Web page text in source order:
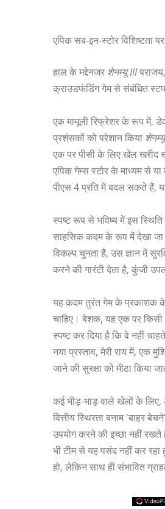
एपिक सब-इन-स्टोर विशिष्टता
हाल के मद्देनजर शेनम्यू III
क्राउडफंडिंग गेम से संबंधित
एक मामूली रिफ्रेशर के रूप में,
प्रशंसकों को परेशान किया
एक पर पीसी के लिए खेल खरीद
एपिक गेम्स स्टोर के माध्यम से
पीएस 4 प्रति में बदल सकते हैं,
स्पष्ट रूप से भविष्य में इस
साहसिक कदम के रूप में देखा
विकल्प चुनता है, उस ज्ञान में
करने की गारंटी देता है, कुंजी
यह कदम तुरंत गेम के प्रकाशक के
चाहिए। बेशक, यह एक पर किसी
स्पष्ट कर दिया है कि वे नहीं
नया प्रस्ताव, मेरी राय में, एक
जाने की सुरक्षा को मीठा किया
कई भीड़-भाड़ वाले खेलों के लिए,
वित्तीय स्थिरता बनाम 'बाहर
उपयोग करने की इच्छा नहीं
भी टीम से यह पसंद नहीं कर
हो, लेकिन साथ ही संभावित